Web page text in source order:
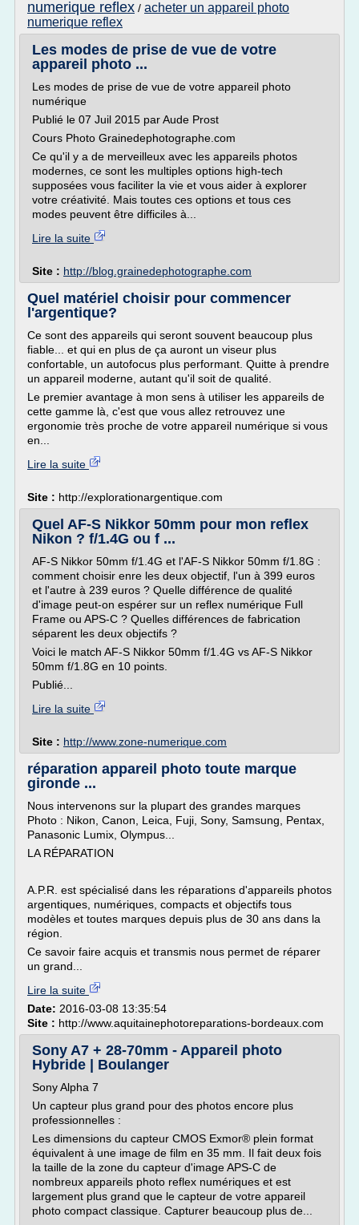
numerique reflex / acheter un appareil photo
numerique reflex
Les modes de prise de vue de votre
appareil photo ...
Les modes de prise de vue de votre appareil photo
numérique
Publié le 07 Juil 2015 par Aude Prost
Cours Photo Grainedephotographe.com
Ce qu'il y a de merveilleux avec les appareils photos
modernes, ce sont les multiples options high-tech
supposées vous faciliter la vie et vous aider à explorer
votre créativité. Mais toutes ces options et tous ces
modes peuvent être difficiles à...
Lire la suite
Site : http://blog.grainedephotographe.com
Quel matériel choisir pour commencer
l'argentique?
Ce sont des appareils qui seront souvent beaucoup plus
fiable... et qui en plus de ça auront un viseur plus
confortable, un autofocus plus performant. Quitte à prendre
un appareil moderne, autant qu'il soit de qualité.
Le premier avantage à mon sens à utiliser les appareils de
cette gamme là, c'est que vous allez retrouvez une
ergonomie très proche de votre appareil numérique si vous
en...
Lire la suite
Site : http://explorationargentique.com
Quel AF-S Nikkor 50mm pour mon reflex
Nikon ? f/1.4G ou f ...
AF-S Nikkor 50mm f/1.4G et l'AF-S Nikkor 50mm f/1.8G :
comment choisir enre les deux objectif, l'un à 399 euros
et l'autre à 239 euros ? Quelle différence de qualité
d'image peut-on espérer sur un reflex numérique Full
Frame ou APS-C ? Quelles différences de fabrication
séparent les deux objectifs ?
Voici le match AF-S Nikkor 50mm f/1.4G vs AF-S Nikkor
50mm f/1.8G en 10 points.
Publié...
Lire la suite
Site : http://www.zone-numerique.com
réparation appareil photo toute marque
gironde ...
Nous intervenons sur la plupart des grandes marques
Photo : Nikon, Canon, Leica, Fuji, Sony, Samsung, Pentax,
Panasonic Lumix, Olympus...
LA RÉPARATION
A.P.R. est spécialisé dans les réparations d'appareils photos
argentiques, numériques, compacts et objectifs tous
modèles et toutes marques depuis plus de 30 ans dans la
région.
Ce savoir faire acquis et transmis nous permet de réparer
un grand...
Lire la suite
Date: 2016-03-08 13:35:54
Site : http://www.aquitainephotoreparations-bordeaux.com
Sony A7 + 28-70mm - Appareil photo
Hybride | Boulanger
Sony Alpha 7
Un capteur plus grand pour des photos encore plus
professionnelles :
Les dimensions du capteur CMOS Exmor® plein format
équivalent à une image de film en 35 mm. Il fait deux fois
la taille de la zone du capteur d'image APS-C de
nombreux appareils photo reflex numériques et est
largement plus grand que le capteur de votre appareil
photo compact classique. Capturer beaucoup plus de...